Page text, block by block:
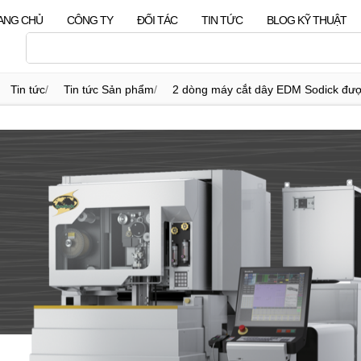
CHỦ CÔNG TY ĐỐI TÁC TIN TỨC BLOG KỸ THUẬT
Tin tức/ Tin tức Sản phẩm/ 2 dòng máy cắt dây EDM Sodick